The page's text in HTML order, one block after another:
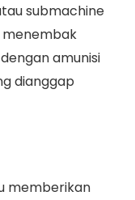
submachine
menembak
amunisi
dianggap
memberikan